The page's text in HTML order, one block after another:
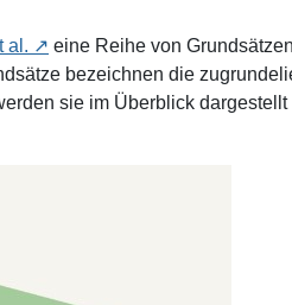
al.
eine Reihe von
bezeichnen die
sie im Überblick